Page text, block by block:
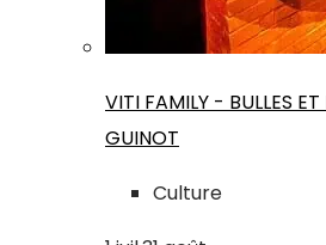
VITI FAMILY - BULLES
GUINOT
Culture